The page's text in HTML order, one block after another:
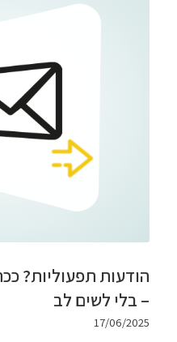
הודעות תפעוליות?
– בלי לשים לב
17/06/2025